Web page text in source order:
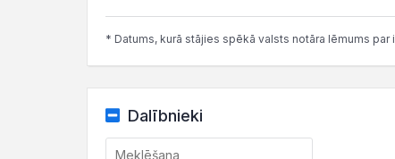
* Datums, kurā stājies spēkā valsts notāra lēmums par
Dalībnieki